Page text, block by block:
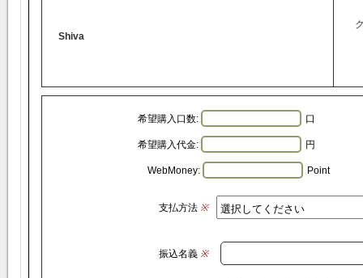
Shiva
希望購入口数: 口
希望購入代金: 円
WebMoney: Point
支払方法※
振込名義※